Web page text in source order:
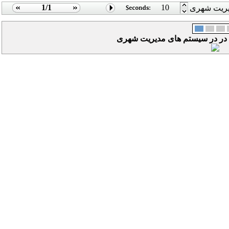
1/1 10 شهری
در در سیستم های مدیریت شهری